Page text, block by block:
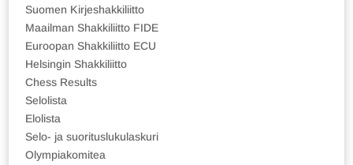
Suomen Kirjeshakkiliitto
Maailman Shakkiliitto FIDE
Euroopan Shakkiliitto ECU
Helsingin Shakkiliitto
Chess Results
Selolista
Elolista
Selo- ja suorituslukulaskuri
Olympiakomitea